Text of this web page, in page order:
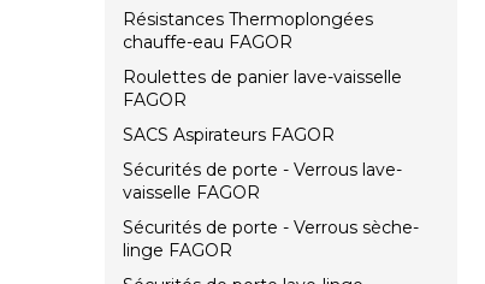
Résistances Thermoplongées
chauffe-eau FAGOR
Roulettes de panier lave-vaisselle
FAGOR
SACS Aspirateurs FAGOR
Sécurités de porte - Verrous lave-
vaisselle FAGOR
Sécurités de porte - Verrous sèche-
linge FAGOR